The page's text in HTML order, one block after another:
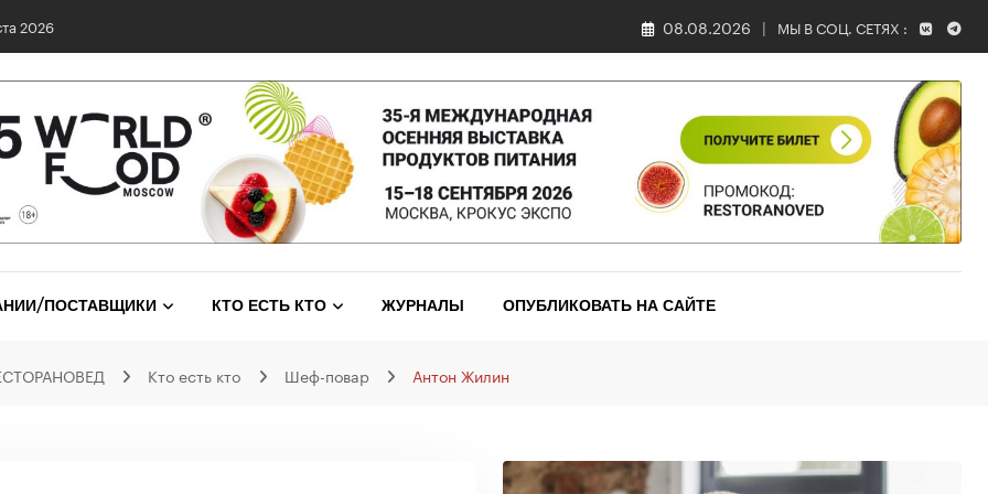
2026 08.08.2026 МЫ В СОЦ. СЕТЯХ :
ПОСТАВЩИКИ КТО ЕСТЬ КТО ЖУРНАЛЫ ОПУБЛИКОВАТЬ НА САЙТЕ
Кто есть кто Шеф-повар Антон Жилин